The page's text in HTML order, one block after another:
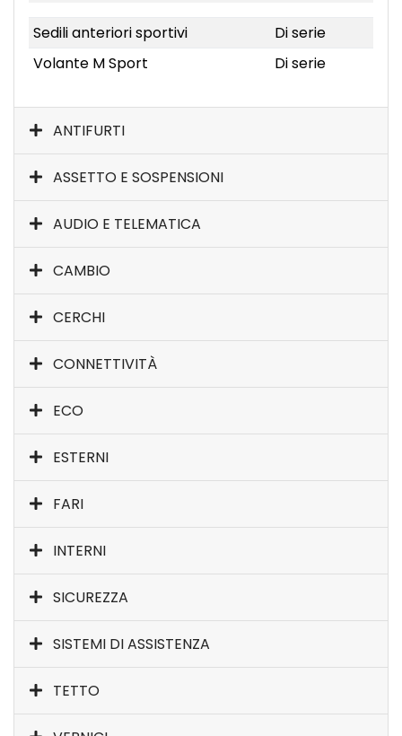
Sedili anteriori sportivi
Di serie
Volante M Sport
Di serie
ANTIFURTI
ASSETTO E SOSPENSIONI
AUDIO E TELEMATICA
CAMBIO
CERCHI
CONNETTIVITÀ
ECO
ESTERNI
FARI
INTERNI
SICUREZZA
SISTEMI DI ASSISTENZA
TETTO